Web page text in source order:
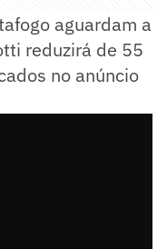
aguardam a
reduzirá de 55
no anúncio